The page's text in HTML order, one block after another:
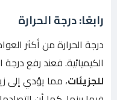
رابعًا: درجة الحرارة
درجة الحرارة من أكثر
الكيميائية. فعند رفع درجة
للجزيئات، مما يؤدي إلى